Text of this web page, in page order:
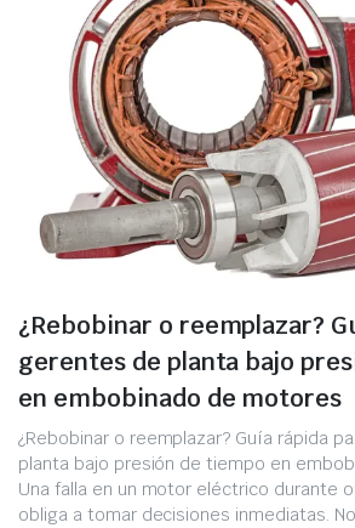
¿Rebobinar o reemplazar?
gerentes de planta bajo
en embobinado de motores
¿Rebobinar o reemplazar? Guía rápida
planta bajo presión de tiempo en
Una falla en un motor eléctrico durante
obliga a tomar decisiones inmediatas.